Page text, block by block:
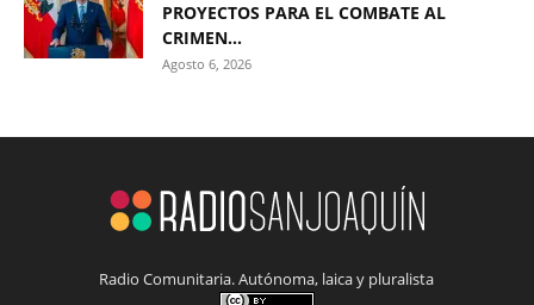
PROYECTOS PARA EL COMBATE AL
CRIMEN...
Agosto 6, 2026
Radio Comunitaria. Autónoma, laica y pluralista